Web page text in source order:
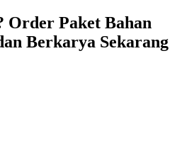
Order Paket Bahan
Berkarya Sekarang